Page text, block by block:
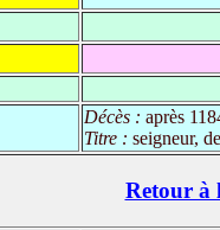
Décès : après
Titre : seigneur,
Retour à